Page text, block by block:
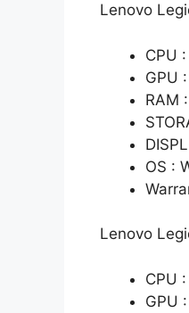
Lenovo
CPU
GPU
RAM
OS :
Lenovo
CPU
GPU